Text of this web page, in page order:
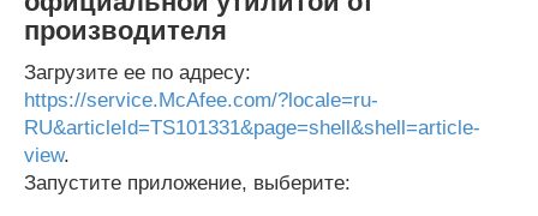
производителя
Загрузите ее по адресу:
https://service.McAfee.com/?locale=ru-
RU&articleId=TS101331&page=shell&shell=article-
view.
Запустите приложение, выберите: